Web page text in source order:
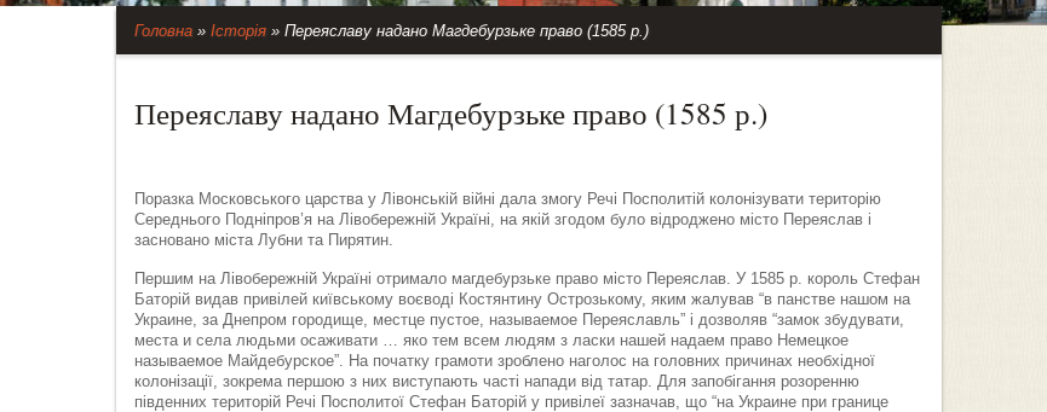
Головна» Історія» Переяславу надано Магдебурзьке право (1585 р.)
Переяславу надано Магдебурзьке право (1585 р.)
Поразка Московського царства у Лівонській війні дала змогу Речі Посполитій колонізувати територію
Середнього Подніпров’я на Лівобережній Україні, на якій згодом було відроджено місто Переяслав і
засновано міста Лубни та Пирятин.
Першим на Лівобережній Україні отримало магдебурзьке право місто Переяслав. У 1585 р. король Стефан
Баторій видав привілей київському воєводі Костянтину Острозькому, яким жалував “в панстве нашом на
Украине, за Днепром городище, местце пустое, называемое Переяславль” і дозволяв “замок збудувати,
места и села людьми осаживати … яко тем всем людям з ласки нашей надаем право Немецкое
называемое Майдебурское”. На початку грамоти зроблено наголос на головних причинах необхідної
колонізації, зокрема першою з них виступають часті напади від татар. Для запобігання розоренню
південних територій Речі Посполитої Стефан Баторій у привілеї зазначав, що “на Украине при границе